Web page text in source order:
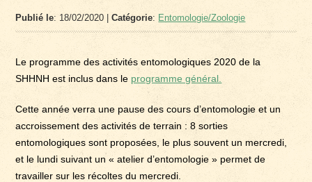
Publié le: 18/02/2020 |Catégorie: Entomologie/Zoologie
Le programme des activités entomologiques 2020 de la
SHHNH est inclus dans le programme général.
Cette année verra une pause des cours d’entomologie et un
accroissement des activités de terrain : 8 sorties
entomologiques sont proposées, le plus souvent un mercredi,
et le lundi suivant un « atelier d’entomologie » permet de
travailler sur les récoltes du mercredi.